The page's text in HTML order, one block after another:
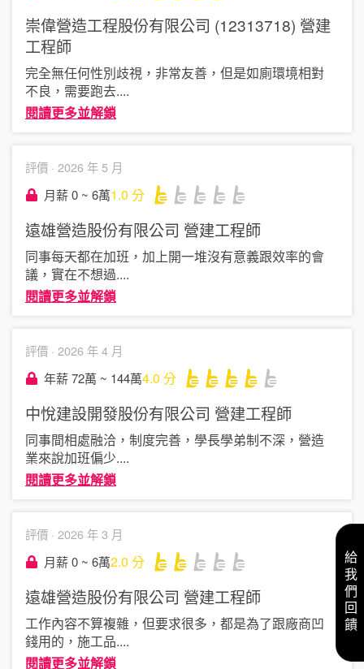
崇偉營造工程股份有限公司 (12313718) 營建
工程師
完全無任何性別歧視，非常友善，但是如廁環境相對
不良，需要跑去....
閱讀更多並解鎖
評價 · 2026 年 5 月
月薪 0 ~ 6萬1.0 分
遠雄營造股份有限公司 營建工程師
同事每天都在加班，加上開一堆沒有意義跟效率的會
議，實在不想過....
閱讀更多並解鎖
評價 · 2026 年 4 月
年薪 72萬 ~ 144萬4.0 分
中悅建設開發股份有限公司 營建工程師
同事間相處融洽，制度完善，學長學弟制不深，營造
業來說加班偏少....
閱讀更多並解鎖
評價 · 2026 年 3 月
月薪 0 ~ 6萬2.0 分
遠雄營造股份有限公司 營建工程師
工作內容不算複雜，但要求很多，都是為了跟廠商凹
錢用的，施工品....
閱讀更多並解鎖
給我們回饋